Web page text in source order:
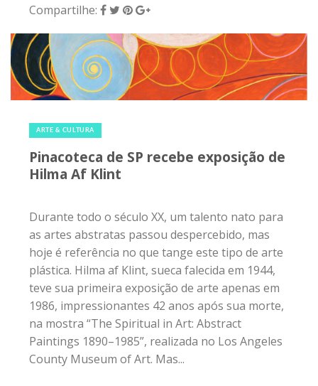
Compartilhe:
ARTE & CULTURA
Pinacoteca de SP recebe exposição de
Hilma Af Klint
Durante todo o século XX, um talento nato para
as artes abstratas passou despercebido, mas
hoje é referência no que tange este tipo de arte
plástica. Hilma af Klint, sueca falecida em 1944,
teve sua primeira exposição de arte apenas em
1986, impressionantes 42 anos após sua morte,
na mostra “The Spiritual in Art: Abstract
Paintings 1890–1985”, realizada no Los Angeles
County Museum of Art. Mas...